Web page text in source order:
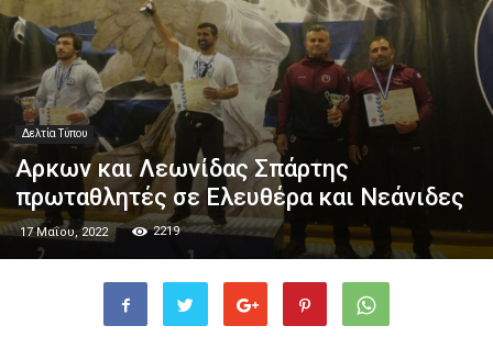
Δελτία Τύπου
Αρκων και Λεωνίδας Σπάρτης
πρωταθλητές σε Ελευθέρα και Νεάνιδες
17 Μαΐου, 2022 2219